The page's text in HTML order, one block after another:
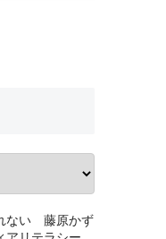
ない 藤原かず